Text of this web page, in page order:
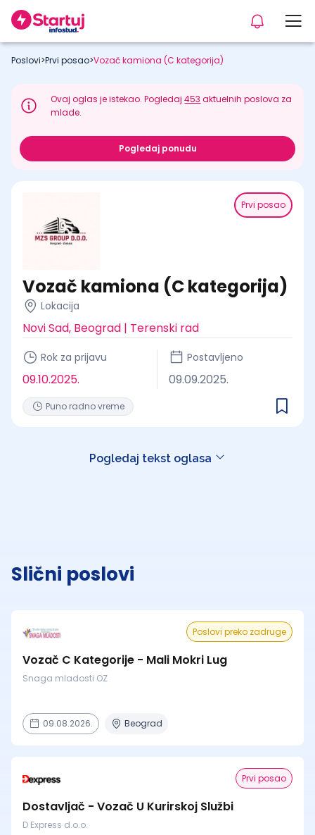
Poslovi>Prvi posao>Vozač kamiona (C kategorija)
Ovaj oglas je istekao. Pogledaj453 aktuelnih poslova za
mlade.
Pogledaj ponudu
Prvi posao
Vozač kamiona (C kategorija)
Lokacija
Novi Sad, Beograd | Terenski rad
Rok za prijavu
09.10.2025.
Postavljeno
09.09.2025.
Puno radno vreme
Pogledaj tekst oglasa
Slični poslovi
Poslovi preko zadruge
Vozač C Kategorije - Mali Mokri Lug
Snaga mladosti OZ
09.08.2026. Beograd
Prvi posao
Dostavljač - Vozač U Kurirskoj Službi
D Express d.o.o.